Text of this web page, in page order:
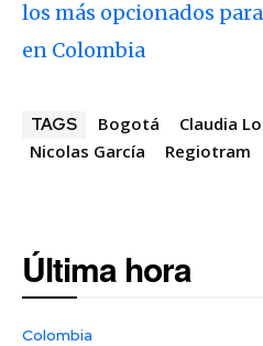
los más opcionados
en Colombia
TAGS Bogotá Claudia
Nicolas García
Regiotram
Última hora
Colombia